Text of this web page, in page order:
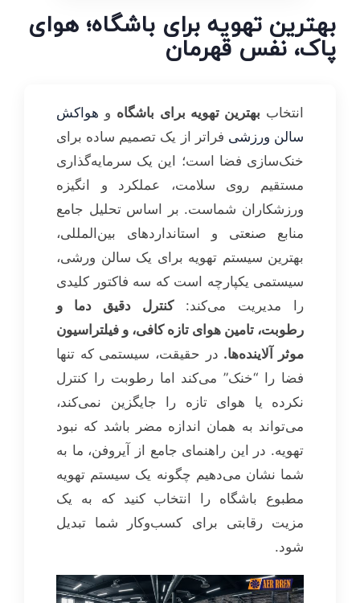
بهترین تهویه برای باشگاه؛ هوای
پاک، نفس قهرمان
انتخاب بهترین تهویه برای باشگاه و هواکش
سالن ورزشی فراتر از یک تصمیم ساده برای
خنک‌سازی فضا است؛ این یک سرمایه‌گذاری
مستقیم روی سلامت، عملکرد و انگیزه
ورزشکاران شماست. بر اساس تحلیل جامع
منابع صنعتی و استانداردهای بین‌المللی،
بهترین سیستم تهویه برای یک سالن ورشی،
سیستمی یکپارچه است که سه فاکتور کلیدی
را مدیریت می‌کند:کنترل دقیق دما و
رطوبت، تامین هوای تازه کافی، و فیلتراسیون
موثر آلاینده‌ها. در حقیقت، سیستمی که تنها
فضا را “خنک” می‌کند اما رطوبت را کنترل
نکرده یا هوای تازه را جایگزین نمی‌کند،
می‌تواند به همان اندازه مضر باشد که نبود
تهویه. در این راهنمای جامع از آیروفن، ما به
شما نشان می‌دهیم چگونه یک سیستم تهویه
مطبوع باشگاه را انتخاب کنید که به یک
مزیت رقابتی برای کسب‌وکار شما تبدیل
شود.